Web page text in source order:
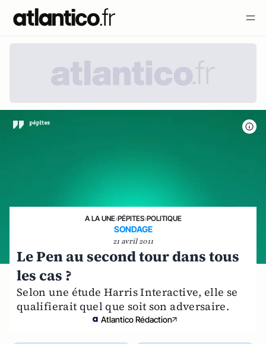
A LA UNE›PÉPITES›POLITIQUE
SONDAGE
21 avril 2011
Le Pen au second tour dans tous
les cas ?
Selon une étude Harris Interactive, elle se
qualifierait quel que soit son adversaire.
Atlantico Rédaction